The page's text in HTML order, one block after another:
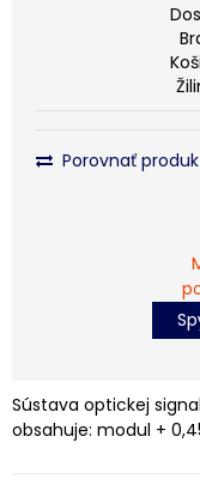
Porovnať
Sústava optickej
obsahuje: modul +